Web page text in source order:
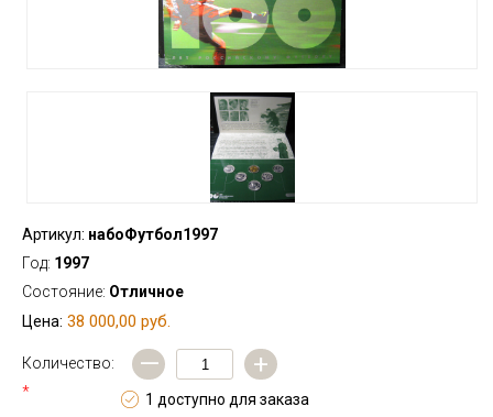
Артикул: набоФутбол1997
Год: 1997
Состояние: Отличное
Цена: 38 000,00 руб.
Количество:
*
— +
1 доступно для заказа